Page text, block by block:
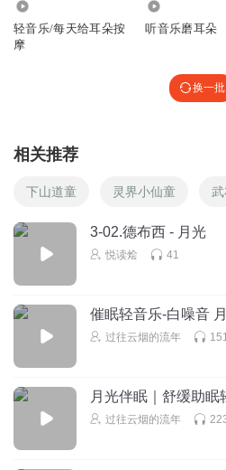
轻音乐/每天给耳朵按
摩
听音乐磨耳朵
换一批
相关推荐
下山道童 灵界小仙童
3-02.德布西 - 月光
悦读烩 41
催眠轻音乐-白噪音
过往云烟的流年
月光伴眠｜舒缓助眠
过往云烟的流年